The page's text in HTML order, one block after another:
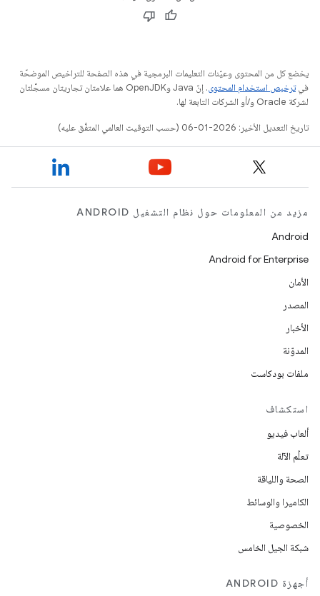
يخضع كل من المحتوى وعيّنات التعليمات البرمجية في هذه الصفحة للتراخيص الموضحّة
فيترخيص استخدام المحتوى
. إنّ Java وOpenJDK هما علامتان تجاريتان مسجَّلتان
لشركة Oracle و/أو الشركات التابعة لها.
تاريخ التعديل الأخير: 2026-01-06 (حسب التوقيت العالمي المتفَّق عليه)
مزيد من المعلومات حول نظام التشغيل ANDROID
Android
Android for Enterprise
الأمان
المصدر
الأخبار
المدوّنة
ملفات بودكاست
استكشاف
ألعاب فيديو
تعلُم الآلة
الصحة واللياقة
الكاميرا والوسائط
الخصوصية
شبكة الجيل الخامس
أجهزة ANDROID